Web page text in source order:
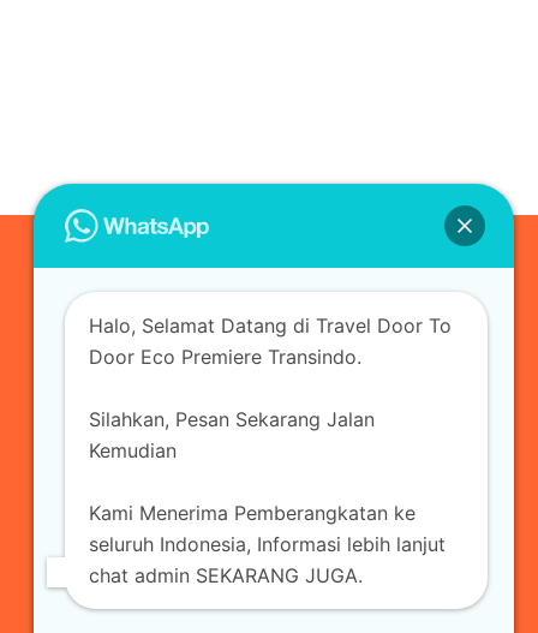
admin@ecopremieretransindo.com
Home
Travel
Kirim Paket Blog Travel Kontak
Halo, Selamat Datang di Travel Door To
Door Eco Premiere Transindo.
Silahkan, Pesan Sekarang Jalan
Kemudian
Kami Menerima Pemberangkatan ke
seluruh Indonesia, Informasi lebih lanjut
chat admin SEKARANG JUGA.